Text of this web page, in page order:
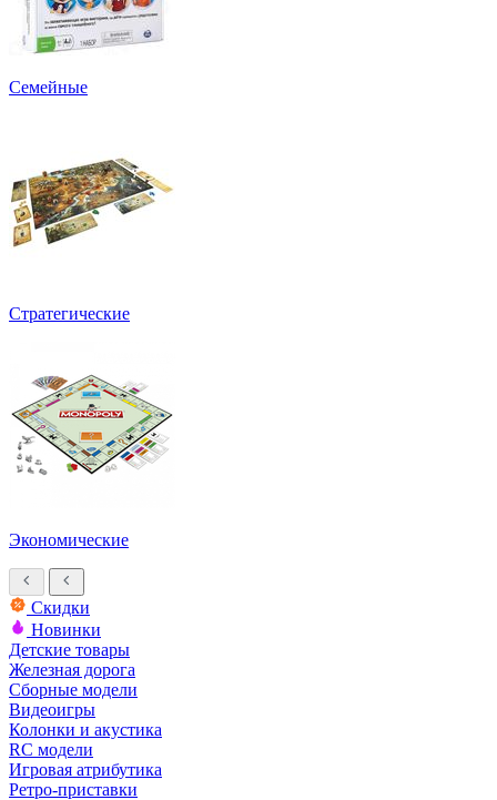
Семейные
Стратегические
Экономические
Скидки
Новинки
Детские товары
Железная дорога
Сборные модели
Видеоигры
Колонки и акустика
RC модели
Игровая атрибутика
Ретро-приставки